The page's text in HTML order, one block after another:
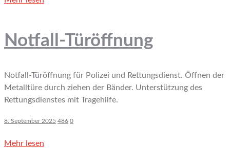
Notfall-Türöffnung
Notfall-Türöffnung für Polizei und Rettungsdienst. Öffnen der
Metalltüre durch ziehen der Bänder. Unterstützung des
Rettungsdienstes mit Tragehilfe.
8. September 2025 486 0
Mehr lesen